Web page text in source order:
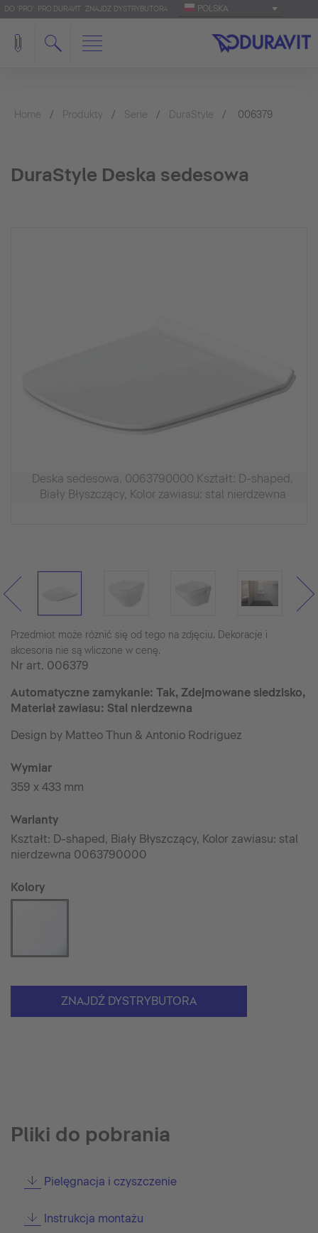
DO 'PRO': PRO.DURAVIT ZNAJDŹ DYSTRYBUTORA POLSKA
Home Produkty Serie DuraStyle 006379
DuraStyle Deska sedesowa
Deska sedesowa, 0063790000 Kształt: D-shaped,
Biały Błyszczący, Kolor zawiasu: stal nierdzewna
Przedmiot może różnić się od tego na zdjęciu. Dekoracje i
akcesoria nie są wliczone w cenę.
Nr art. 006379
Automatyczne zamykanie: Tak, Zdejmowane siedzisko,
Materiał zawiasu: Stal nierdzewna
Design by Matteo Thun & Antonio Rodriguez
Wymiar
359 x 433 mm
Warianty
Kształt: D-shaped, Biały Błyszczący, Kolor zawiasu: stal
nierdzewna 0063790000
Kolory
ZNAJDŹ DYSTRYBUTORA
Pliki do pobrania
Pielęgnacja i czyszczenie
Instrukcja montażu